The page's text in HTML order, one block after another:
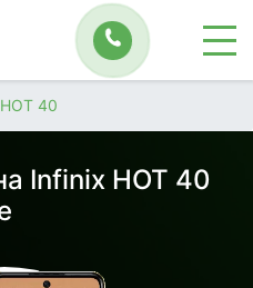
HOT 40
Infinix HOT 40